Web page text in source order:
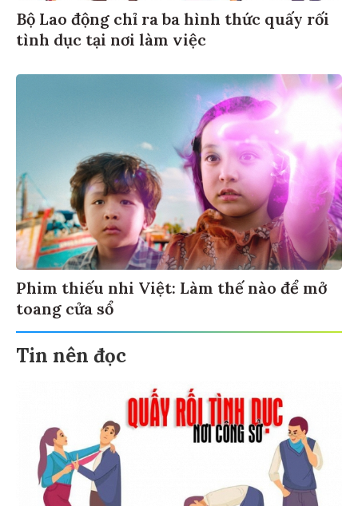
Bộ Lao động chỉ ra ba hình thức quấy rối
tình dục tại nơi làm việc
Phim thiếu nhi Việt: Làm thế nào để mở
toang cửa sổ
Tin nên đọc